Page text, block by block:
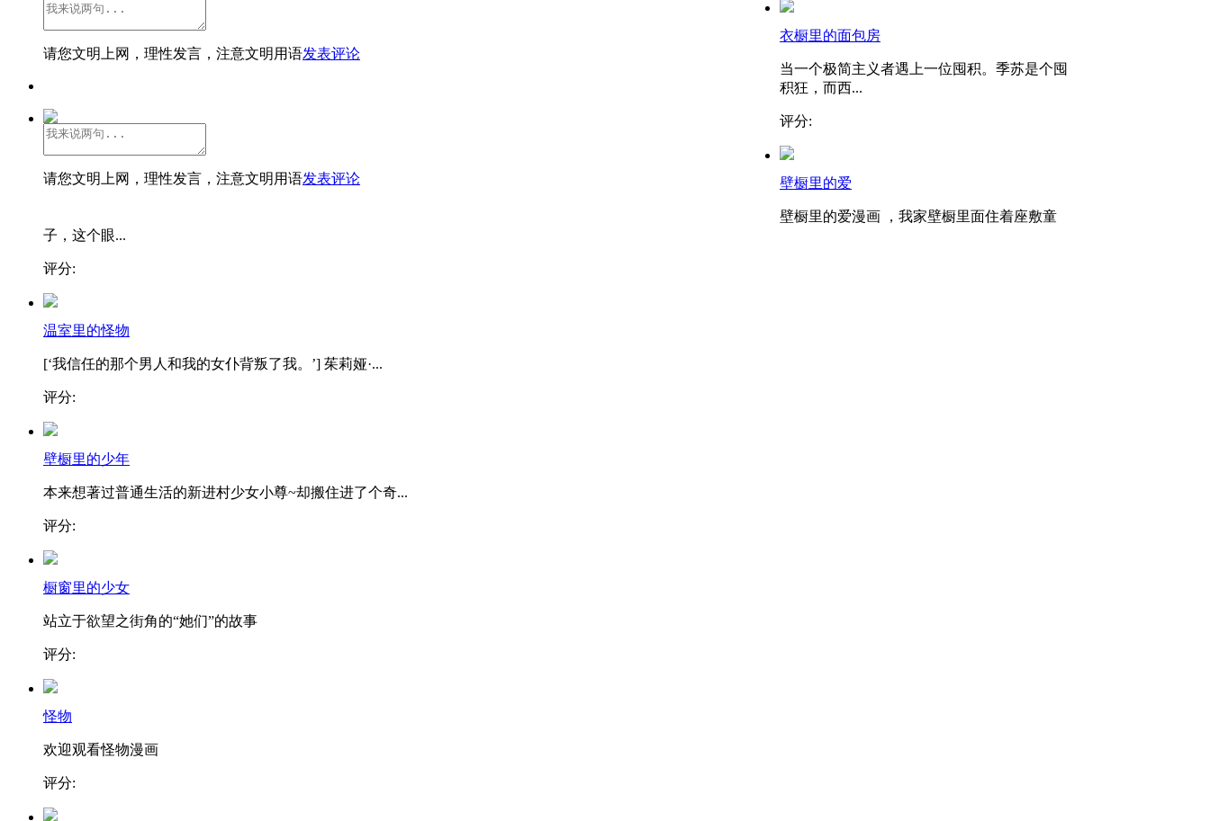
请您文明上网，理性发言，注意文明用语发表评论
请您文明上网，理性发言，注意文明用语发表评论
衣橱里的面包房
当一个极简主义者遇上一位囤积。季苏是个囤
积狂，而西...
评分:
壁橱里的爱
壁橱里的爱漫画 ，我家壁橱里面住着座敷童
子，这个眼...
评分:
温室里的怪物
[‘我信任的那个男人和我的女仆背叛了我。’] 茱莉娅·...
评分:
壁橱里的少年
本来想著过普通生活的新进村少女小尊~却搬住进了个奇...
评分:
橱窗里的少女
站立于欲望之街角的“她们”的故事
评分:
怪物
欢迎观看怪物漫画
评分: